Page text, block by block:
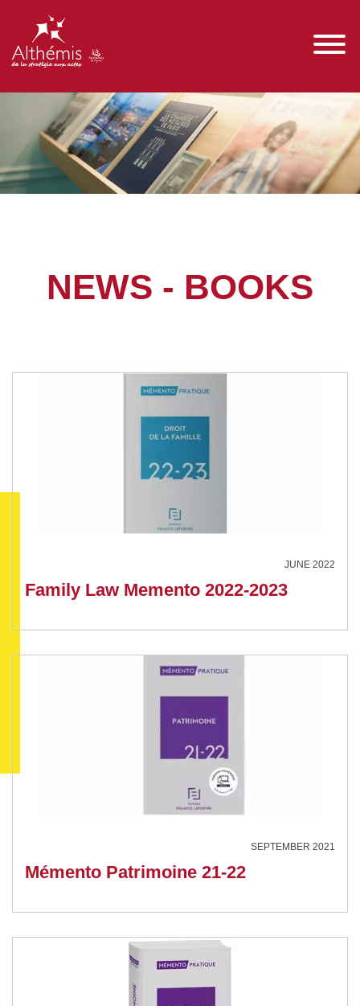
NEWS - BOOKS
JUNE 2022
Family Law Memento 2022-2023
SEPTEMBER 2021
Mémento Patrimoine 21-22